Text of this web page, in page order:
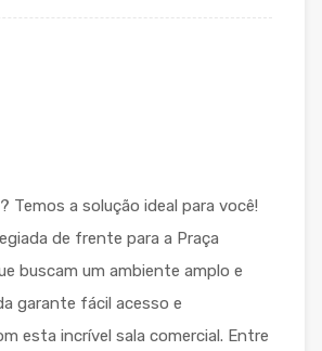
Temos a solução ideal para você!
de frente para a Praça
buscam um ambiente amplo e
garante fácil acesso e
esta incrível sala comercial. Entre